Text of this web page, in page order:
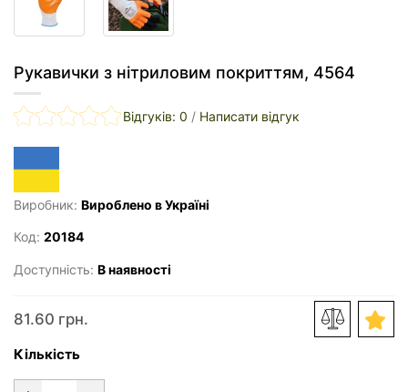
Рукавички з нітриловим покриттям, 4564
Відгуків: 0 / Написати відгук
Виробник: Вироблено в Україні
Код: 20184
Доступність: В наявності
81.60 грн.
Кількість